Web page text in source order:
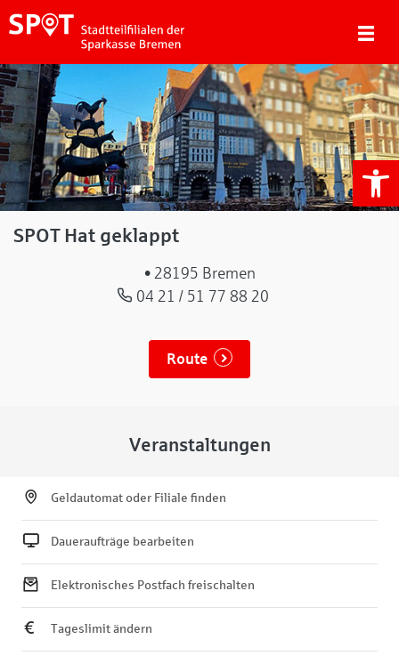
SPOT Hat geklappt
• 28195 Bremen
04 21 / 51 77 88 20
Route
Veranstaltungen
Geldautomat oder Filiale finden
Daueraufträge bearbeiten
Elektronisches Postfach freischalten
Tageslimit ändern